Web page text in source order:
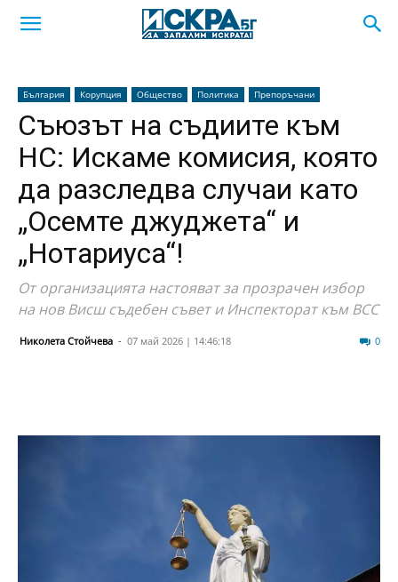
България Корупция Общество Политика Препоръчани
Съюзът на съдиите към
НС: Искаме комисия, която
да разследва случаи като
„Осемте джуджета“ и
„Нотариуса“!
От организацията настояват за прозрачен избор
на нов Висш съдебен съвет и Инспекторат към ВСС
Николета Стойчева - 07 май 2026 | 14:46:18 0